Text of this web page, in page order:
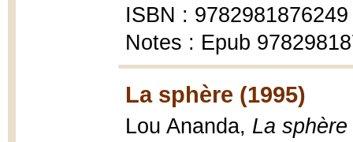
ISBN : 9782981876249
Notes : Epub
La sphère (1995)
Lou Ananda, La